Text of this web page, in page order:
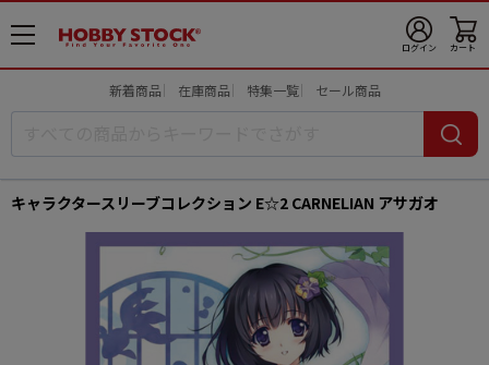
メ
ニ
ログイン カート
新着商品 在庫商品 特集一覧 セール商品
キャラクタースリーブコレクション E☆2 CARNELIAN アサガオ